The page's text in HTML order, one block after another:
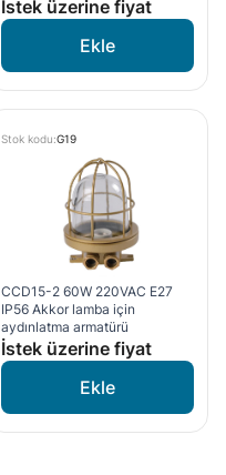
İstek üzerine fiyat
Stok kodu:G19
CCD15-2 60W 220VAC E27
IP56 Akkor lamba için
aydınlatma armatürü
İstek üzerine fiyat